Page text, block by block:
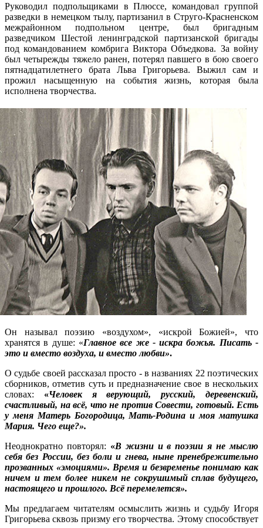
Руководил подпольщиками в Плюссе, командовал группой
разведки в немецком тылу, партизанил в Струго-Красненском
межрайонном подпольном центре, был бригадным
разведчиком Шестой ленинградской партизанской бригады
под командованием комбрига Виктора Объедкова. За войну
был четырежды тяжело ранен, потерял павшего в бою своего
пятнадцатилетнего брата Льва Григорьева. Выжил сам и
прожил насыщенную на события жизнь, которая была
исполнена творчества.
Он называл поэзию «воздухом», «искрой Божией», что
хранятся в душе: «Главное все же - искра божья. Писать -
это и вместо воздуха, и вместо любви».
О судьбе своей рассказал просто - в названиях 22 поэтических
сборников, отметив суть и предназначение свое в нескольких
словах: «Человек я верующий, русский, деревенский,
счастливый, на всё, что не против Совести, готовый. Есть
у меня Матерь Богородица, Мать-Родина и моя матушка
Мария. Чего еще?».
Неоднократно повторял: «В жизни и в поэзии я не мыслю
себя без России, без боли и гнева, ныне пренебрежительно
прозванных «эмоциями». Время и безвременье понимаю как
ничем и тем более никем не сокрушимый сплав будущего,
настоящего и прошлого. Всё перемелется».
Мы предлагаем читателям осмыслить жизнь и судьбу Игоря
Григорьева сквозь призму его творчества. Этому способствует